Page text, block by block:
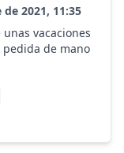
2021, 11:35
vacaciones
pedida de mano